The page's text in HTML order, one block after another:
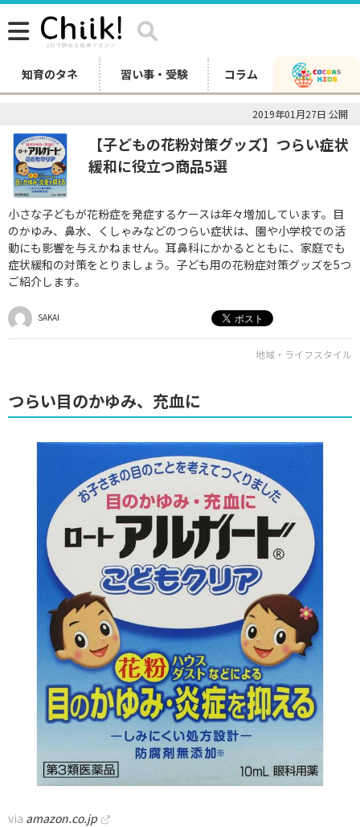
知育のタネ 習い事・受験 コラム
2019年01月27日 公開
【子どもの花粉対策グッズ】つらい症状
緩和に役立つ商品5選
小さな子どもが花粉症を発症するケースは年々増加しています。目
のかゆみ、鼻水、くしゃみなどのつらい症状は、園や小学校での活
動にも影響を与えかねません。耳鼻科にかかるとともに、家庭でも
症状緩和の対策をとりましょう。子ども用の花粉症対策グッズを5つ
ご紹介します。
SAKAI
地域・ライフスタイル
つらい目のかゆみ、充血に
via amazon.co.jp